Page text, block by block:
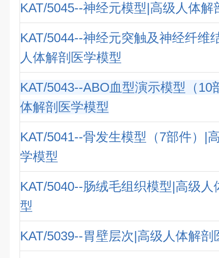
KAT/5045--神经元模型|高级人体解
KAT/5044--神经元突触及神经纤维
人体解剖医学模型
KAT/5043--ABO血型演示模型（10
体解剖医学模型
KAT/5041--骨发生模型（7部件）|
学模型
KAT/5040--肠绒毛组织模型|高级人
型
KAT/5039--胃壁层次|高级人体解剖